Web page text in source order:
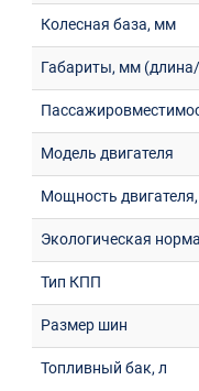
Колесная база, мм
Габариты, мм
Модель двигателя
Мощность
Экологическая норма
Тип КПП
Размер шин
Топливный бак, л